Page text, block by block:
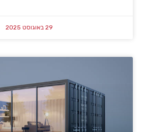
29 באוגוסט 2025